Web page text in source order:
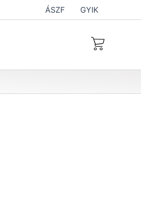
ÁSZF GYIK